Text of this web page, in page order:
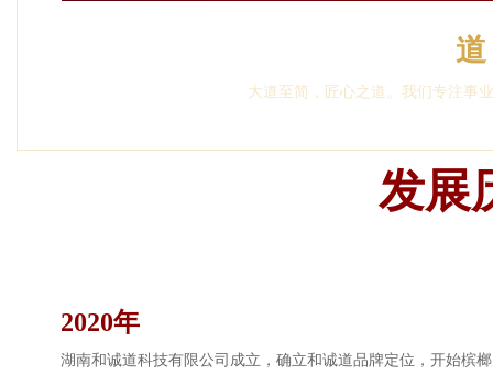
道
大道至简，匠心之道。我们专注事
发展
2020年
湖南和诚道科技有限公司成立，确立和诚道品牌定位，开始槟